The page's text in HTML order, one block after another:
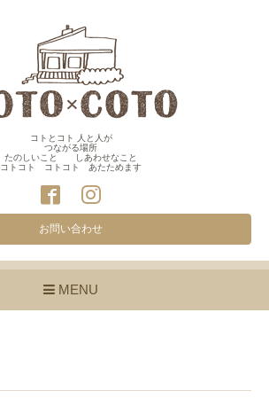
コトとコト 人と人が
つながる場所
たのしいこと しあわせなこと
コトコト コトコト あたためます
お問い合わせ
MENU